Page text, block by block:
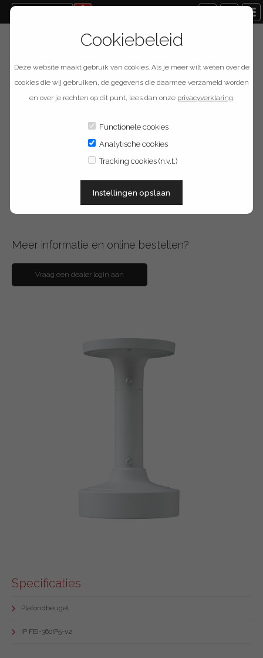
Terug naar overzicht
Provision ISR PR-
CB50
Meer informatie en online bestellen?
Vraag een dealer login aan
Specificaties
Plafondbeugel
IP FEI-360IP5-v2
Cookiebeleid
Deze website maakt gebruik van cookies. Als je meer wilt weten over de
cookies die wij gebruiken, de gegevens die daarmee verzameld worden
en over je rechten op dit punt, lees dan onze privacyverklaring.
Functionele cookies
Analytische cookies
Tracking cookies (n.v.t.)
Instellingen opslaan